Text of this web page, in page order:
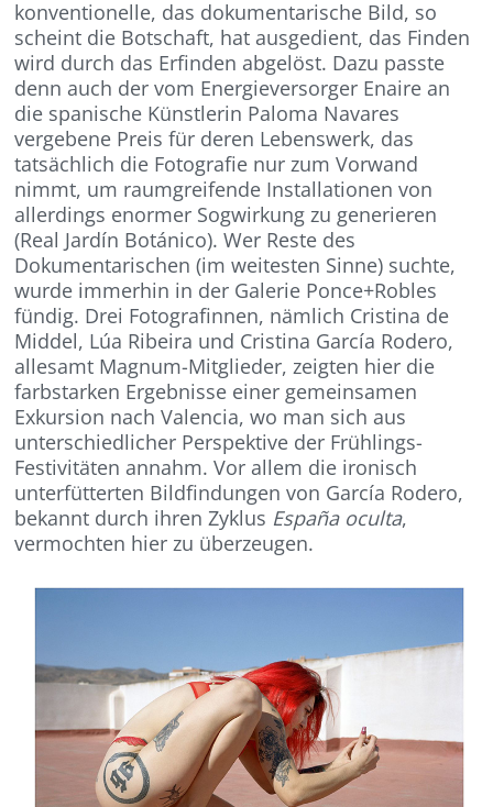
konventionelle, das dokumentarische Bild, so
scheint die Botschaft, hat ausgedient, das Finden
wird durch das Erfinden abgelöst. Dazu passte
denn auch der vom Energieversorger Enaire an
die spanische Künstlerin Paloma Navares
vergebene Preis für deren Lebenswerk, das
tatsächlich die Fotografie nur zum Vorwand
nimmt, um raumgreifende Installationen von
allerdings enormer Sogwirkung zu generieren
(Real Jardín Botánico). Wer Reste des
Dokumentarischen (im weitesten Sinne) suchte,
wurde immerhin in der Galerie Ponce+Robles
fündig. Drei Fotografinnen, nämlich Cristina de
Middel, Lúa Ribeira und Cristina García Rodero,
allesamt Magnum-Mitglieder, zeigten hier die
farbstarken Ergebnisse einer gemeinsamen
Exkursion nach Valencia, wo man sich aus
unterschiedlicher Perspektive der Frühlings-
Festivitäten annahm. Vor allem die ironisch
unterfütterten Bildfindungen von García Rodero,
bekannt durch ihren Zyklus España oculta,
vermochten hier zu überzeugen.